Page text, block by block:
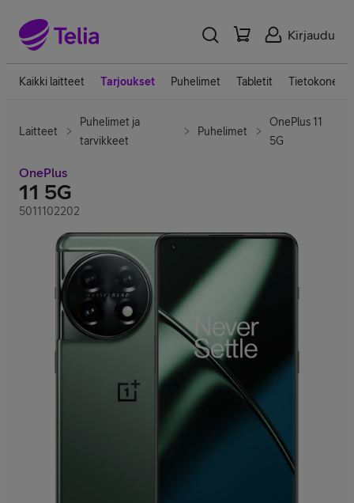
Kirjaudu
Kaikki laitteet Tarjoukset Puhelimet Tabletit Tietokoneet
Laitteet
Puhelimet ja
tarvikkeet
Puhelimet
OnePlus 11
5G
OnePlus
11 5G
5011102202